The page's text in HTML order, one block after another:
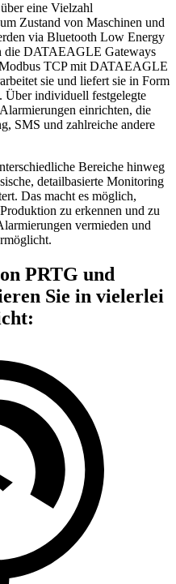
eine Vielzahl
Zustand von Maschinen und
via Bluetooth Low Energy
die DATAEAGLE Gateways
TCP mit DATAEAGLE
sie und liefert sie in Form
Über individuell festgelegte
einrichten, die
SMS und zahlreiche andere
Bereiche hinweg
detailbasierte Monitoring
Das macht es möglich,
zu erkennen und zu
vermieden und
PRTG und
Sie in vielerlei